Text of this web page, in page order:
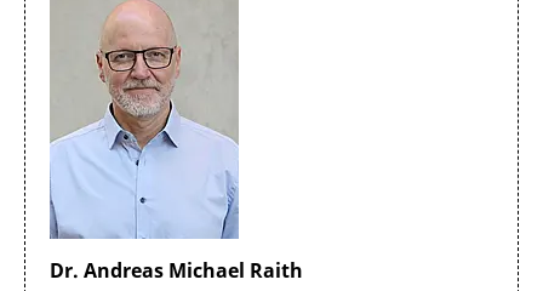
Dr. Andreas Michael Raith